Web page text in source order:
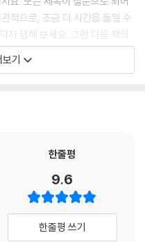
일까?
을까?
될까?
적으로, 조금 더 시간을 들일 수
자 답해 보세요. 그런 다음 책의
혹은 차이를 발견하는 재미를
새삼 얻은 지식을 잊지 못할 겁
배경지식을 바탕으로 자신에게
은 필수 지식 백과이다. 배경지
심이 필요하고, 이는 어떻게 질문
리고, 뒤집고, 밀고, 놀았던 14
자꾸 문을 열어줬을까?”, “백
기
한줄평
9.6
한줄평 쓰기